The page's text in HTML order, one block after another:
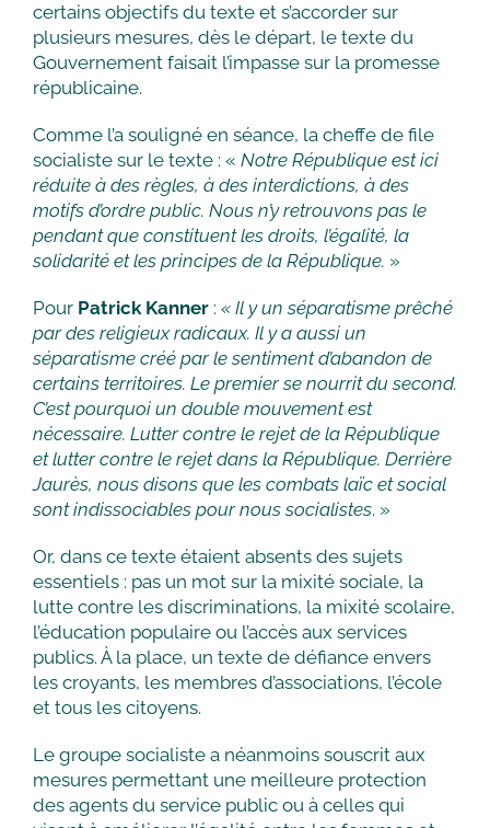
certains objectifs du texte et s’accorder sur
plusieurs mesures, dès le départ, le texte du
Gouvernement faisait l’impasse sur la promesse
républicaine.
Comme l’a souligné en séance, la cheffe de file
socialiste sur le texte : « Notre République est ici
réduite à des règles, à des interdictions, à des
motifs d’ordre public. Nous n’y retrouvons pas le
pendant que constituent les droits, l’égalité, la
solidarité et les principes de la République. »
Pour Patrick Kanner : « Il y un séparatisme prêché
par des religieux radicaux. Il y a aussi un
séparatisme créé par le sentiment d’abandon de
certains territoires. Le premier se nourrit du second.
C’est pourquoi un double mouvement est
nécessaire. Lutter contre le rejet de la République
et lutter contre le rejet dans la République. Derrière
Jaurès, nous disons que les combats laïc et social
sont indissociables pour nous socialistes. »
Or, dans ce texte étaient absents des sujets
essentiels : pas un mot sur la mixité sociale, la
lutte contre les discriminations, la mixité scolaire,
l’éducation populaire ou l’accès aux services
publics. À la place, un texte de défiance envers
les croyants, les membres d’associations, l’école
et tous les citoyens.
Le groupe socialiste a néanmoins souscrit aux
mesures permettant une meilleure protection
des agents du service public ou à celles qui